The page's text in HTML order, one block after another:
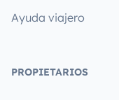
Ayuda viajero
PROPIETARIOS